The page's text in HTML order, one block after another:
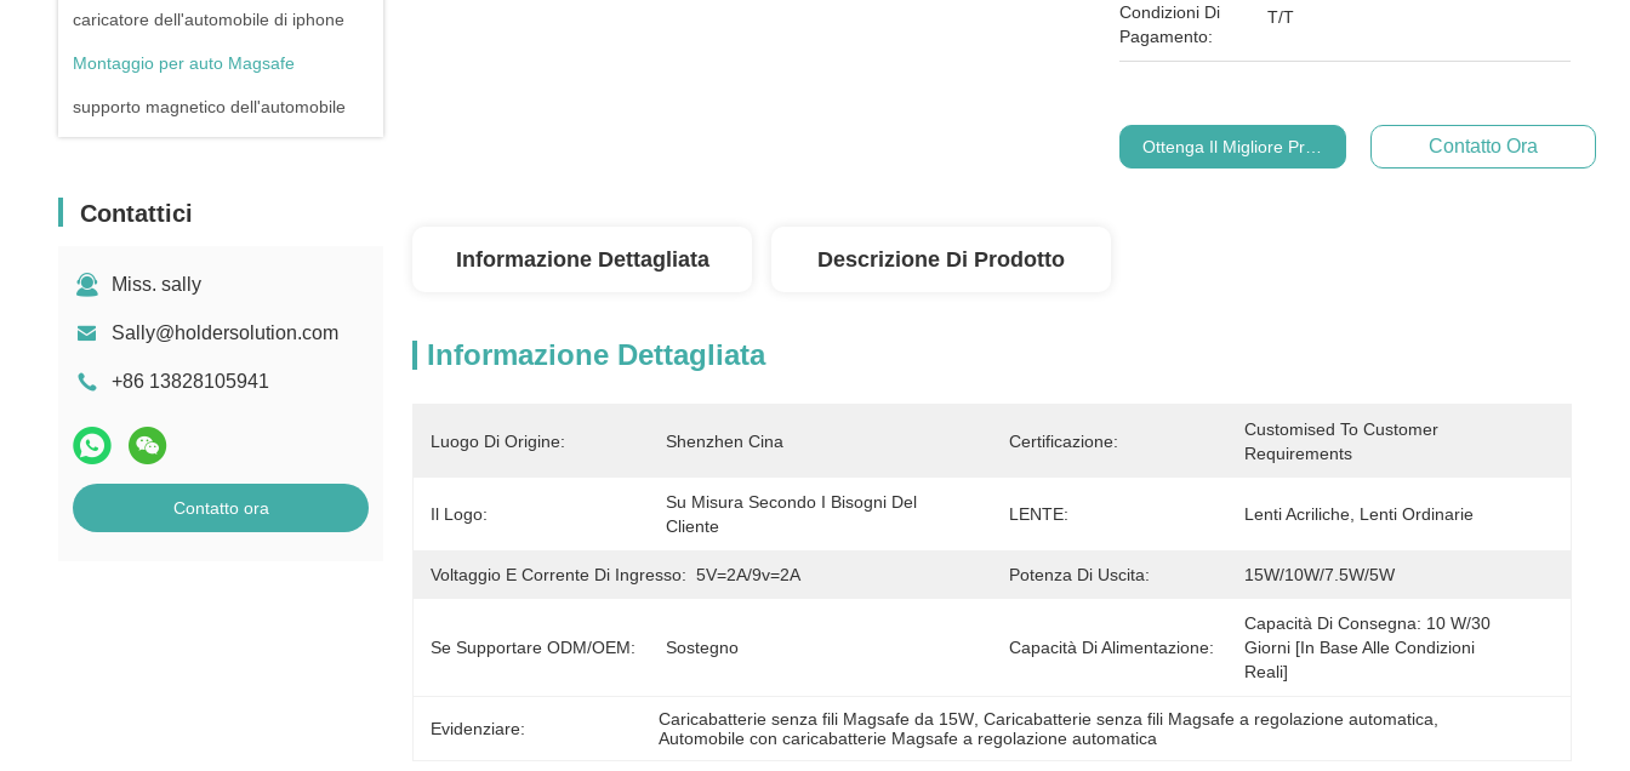
caricatore dell'automobile di iphone
Montaggio per auto Magsafe
supporto magnetico dell'automobile
Contattici
Miss. sally
Sally@holdersolution.com
+86 13828105941
Contatto ora
Condizioni Di
Pagamento:
T/T
Ottenga Il Migliore Prezzo Contatto Ora
Informazione Dettagliata Descrizione Di Prodotto
Informazione Dettagliata
Luogo Di Origine: Shenzhen Cina Certificazione:
Customised To Customer
Requirements
Il Logo:
Su Misura Secondo I Bisogni Del
Cliente
LENTE: Lenti Acriliche, Lenti Ordinarie
Voltaggio E Corrente Di Ingresso: 5V=2A/9v=2A Potenza Di Uscita: 15W/10W/7.5W/5W
Se Supportare ODM/OEM: Sostegno Capacità Di Alimentazione:
Capacità Di Consegna: 10 W/30
Giorni [in Base Alle Condizioni
Reali]
Evidenziare: Caricabatterie senza fili Magsafe da 15W , Caricabatterie senza fili Magsafe a regolazione automatica
Automobile con caricabatterie Magsafe a regolazione automatica